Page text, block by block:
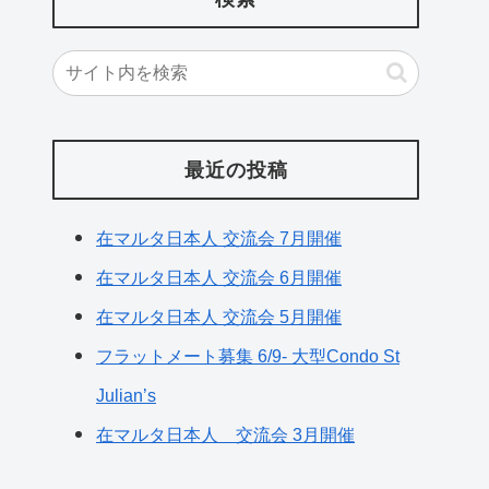
最近の投稿
在マルタ日本人 交流会 7月開催
在マルタ日本人 交流会 6月開催
在マルタ日本人 交流会 5月開催
フラットメート募集 6/9- 大型Condo St
Julian’s
在マルタ日本人 交流会 3月開催